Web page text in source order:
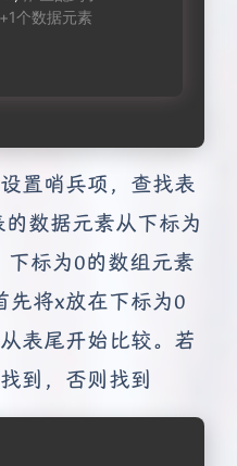
个数据元素
置哨兵项，查找表
数据元素从下标为
下标为0的数组元素
先将x放在下标为0
表尾开始比较。若
到，否则找到